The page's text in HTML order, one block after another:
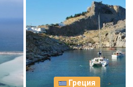
Греция